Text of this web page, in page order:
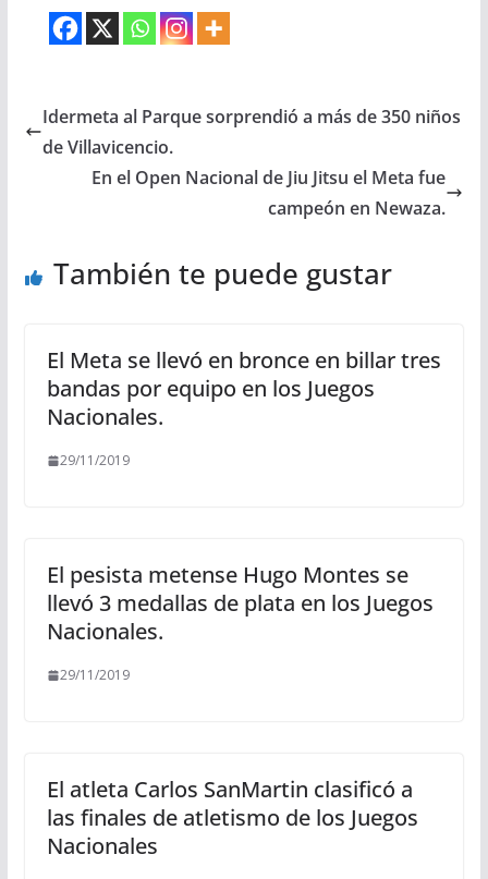
Idermeta al Parque sorprendió a más de 350 niños
de Villavicencio.
En el Open Nacional de Jiu Jitsu el Meta fue
campeón en Newaza.
También te puede gustar
El Meta se llevó en bronce en billar tres
bandas por equipo en los Juegos
Nacionales.
29/11/2019
El pesista metense Hugo Montes se
llevó 3 medallas de plata en los Juegos
Nacionales.
29/11/2019
El atleta Carlos SanMartin clasificó a
las finales de atletismo de los Juegos
Nacionales